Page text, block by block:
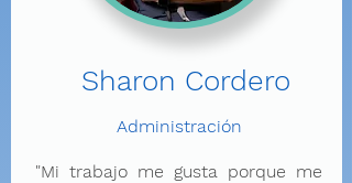
Sharon Cordero
Administración
"Mi trabajo me gusta porque me